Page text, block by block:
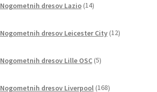
Nogometnih dresov Lazio 14izdelkov
Nogometnih dresov Leicester City 12izdelkov
Nogometnih dresov Lille OSC 5izdelkov
Nogometnih dresov Liverpool 168